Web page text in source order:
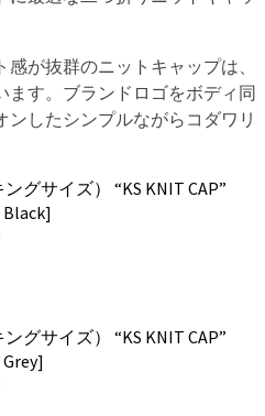
が抜群のニットキャップは、
ます。ブランドロゴをボディ同
したシンプルながらコダワリ
グサイズ） “KS KNIT CAP”
Black]
グサイズ） “KS KNIT CAP”
Grey]